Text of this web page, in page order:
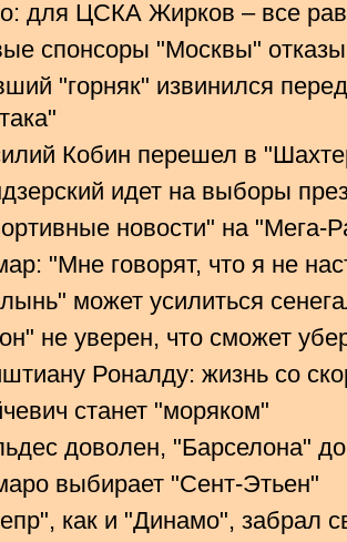
для ЦСКА Жирков – все
спонсоры "Москвы"
"горняк" извинился
Кобин перешел в
идет на выборы
новости" на "Мега-
"Мне говорят, что я не
может усилиться
не уверен, что сможет
Роналду: жизнь со
станет "моряком"
доволен, "Барселона"
выбирает "Сент-Этьен"
как и "Динамо", забрал